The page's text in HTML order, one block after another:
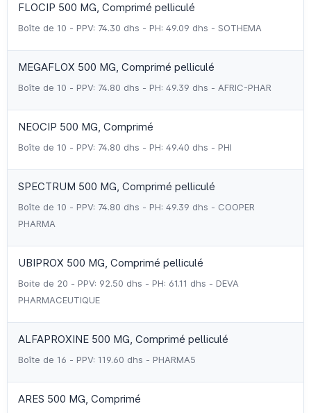
FLOCIP 500 MG, Comprimé pelliculé
Boîte de 10 - PPV: 74.30 dhs - PH: 49.09 dhs - SOTHEMA
MEGAFLOX 500 MG, Comprimé pelliculé
Boîte de 10 - PPV: 74.80 dhs - PH: 49.39 dhs - AFRIC-PHAR
NEOCIP 500 MG, Comprimé
Boîte de 10 - PPV: 74.80 dhs - PH: 49.40 dhs - PHI
SPECTRUM 500 MG, Comprimé pelliculé
Boîte de 10 - PPV: 74.80 dhs - PH: 49.39 dhs - COOPER
PHARMA
UBIPROX 500 MG, Comprimé pelliculé
Boite de 20 - PPV: 92.50 dhs - PH: 61.11 dhs - DEVA
PHARMACEUTIQUE
ALFAPROXINE 500 MG, Comprimé pelliculé
Boîte de 16 - PPV: 119.60 dhs - PHARMA5
ARES 500 MG, Comprimé